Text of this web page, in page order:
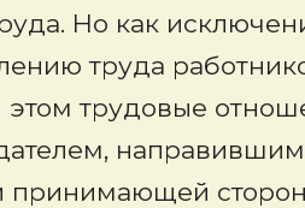
Но как
труда
трудовые
принимающей